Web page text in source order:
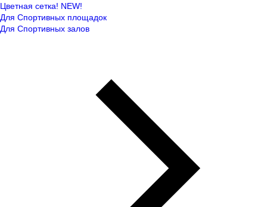
Цветная сетка! NEW!
Для Спортивных площадок
Для Спортивных залов